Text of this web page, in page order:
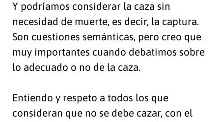
Y podríamos considerar la caza sin
necesidad de muerte, es decir, la captura.
Son cuestiones semánticas, pero creo que
muy importantes cuando debatimos sobre
lo adecuado o no de la caza.
Entiendo y respeto a todos los que
consideran que no se debe cazar, con el